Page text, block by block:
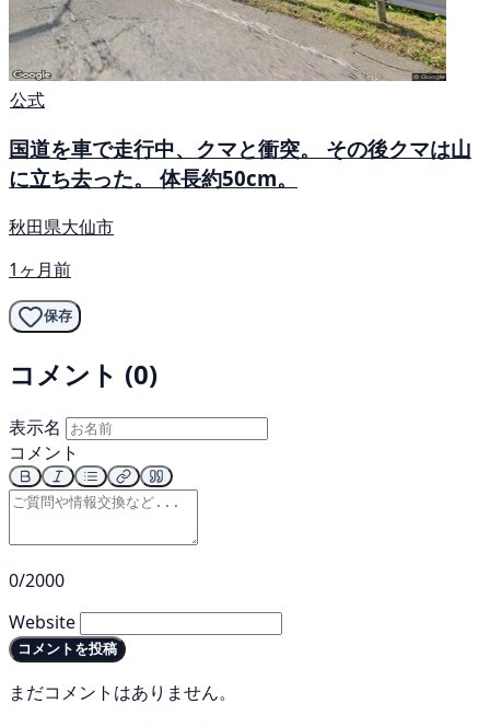
公式
国道を車で走行中、クマと衝突。 その後クマは山
に立ち去った。 体長約50cm。
秋田県大仙市
1ヶ月前
保存
コメント (0)
表示名
コメント
0/2000
Website
コメントを投稿
まだコメントはありません。